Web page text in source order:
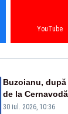
YouTube
Buzoianu,
de la
mai grave
30 iul. 2026, 10:36